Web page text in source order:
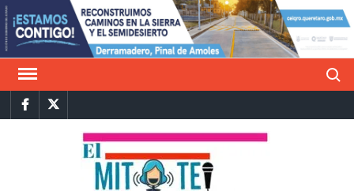
Saltar
al
contenido
FacebookTwitter